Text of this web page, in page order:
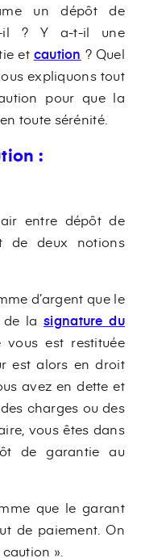
un dépôt de
il ? Y a-t-il une
et caution ? Quel
expliquons tout
pour que la
toute sérénité.
:
entre dépôt de
de deux notions
d’argent que le
de lasignature du
est restituée
est alors en droit
avez en dette et
charges ou des
vous êtes dans
de garantie au
que le garant
de paiement. On
».